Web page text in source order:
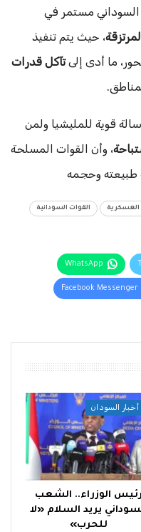
السوداني مستمر في
، حيث يتم تنفيذ
ما أدى إلىتآكل قدرات
قوية للمليشيا ولمن
، وأن القوات المسلحة
طبيعته وحجمه
العسكرية القوات السودانية
WhatsApp
Facebook Messenger
أخبار السودان
رئيس الوزراء.. الشعب
يريد السلام «لا
للحرب»